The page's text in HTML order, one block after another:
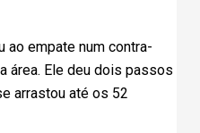
ao empate num contra-
área. Ele deu dois passos
arrastou até os 52